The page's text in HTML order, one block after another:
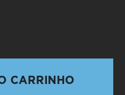
CARRINHO